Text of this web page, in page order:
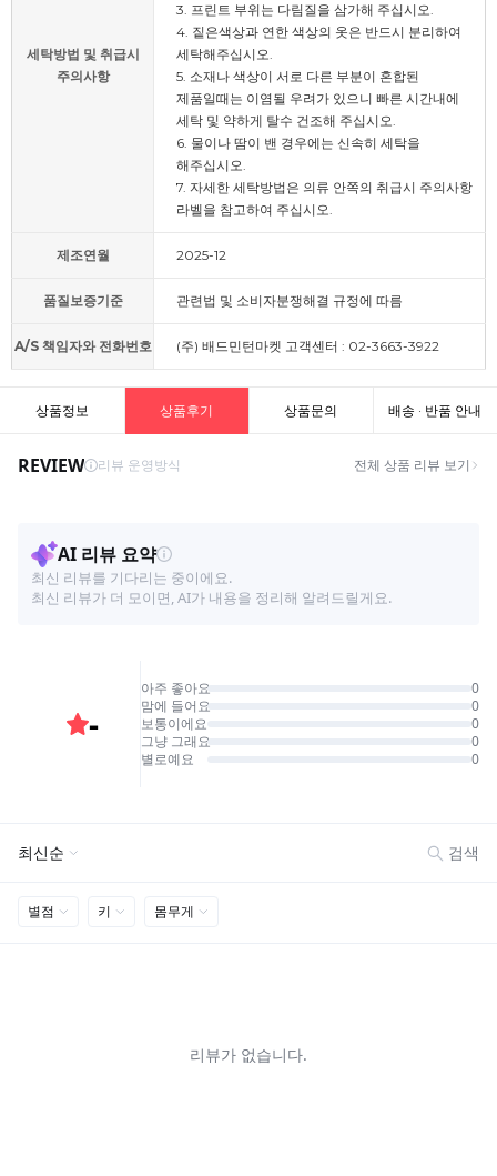
세탁방법 및 취급시
주의사항
3. 프린트 부위는 다림질을 삼가해 주십시오.
4. 짙은색상과 연한 색상의 옷은 반드시 분리하여
세탁해주십시오.
5. 소재나 색상이 서로 다른 부분이 혼합된
제품일때는 이염될 우려가 있으니 빠른 시간내에
세탁 및 약하게 탈수 건조해 주십시오.
6. 물이나 땀이 밴 경우에는 신속히 세탁을
해주십시오.
7. 자세한 세탁방법은 의류 안쪽의 취급시 주의사항
라벨을 참고하여 주십시오.
제조연월 2025-12
품질보증기준 관련법 및 소비자분쟁해결 규정에 따름
A/S 책임자와 전화번호 (주) 배드민턴마켓 고객센터 : 02-3663-3922
상품정보 상품후기 상품문의 배송 · 반품 안내